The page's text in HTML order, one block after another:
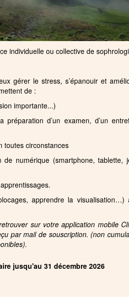
individuelle ou collective de
gérer le stress, s’épanouir et
permettent de :
importante...)
d’un examen, d’un
toutes circonstances
numérique (smartphone, tablette,
apprendre la visualisation…)
sur votre application mobile
par mail de souscription. (non
jusqu'au 31 décembre 2026